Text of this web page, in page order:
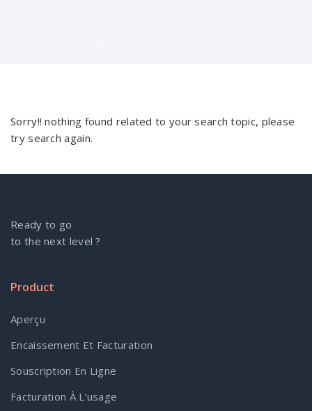
Sorry!! nothing found related to your search topic, please
try search again.
Ready to go
to the next level ?
Product
Aperçu
Encaissement Et Facturation
Souscription En Ligne
Facturation À L’usage